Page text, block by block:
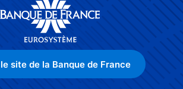
site de la Banque de France